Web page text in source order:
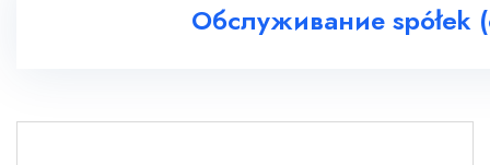
Обслуживание spółek